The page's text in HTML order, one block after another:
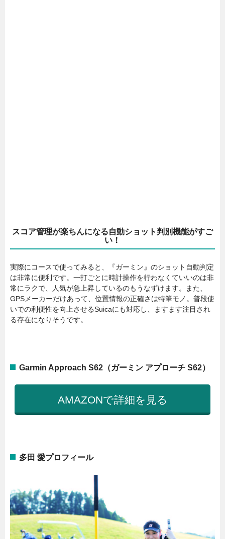
スコア管理が楽ちんになる自動ショット判別機能がすご
い！
実際にコースで使ってみると、『ガーミン』のショット自動判定
は非常に便利です。一打ごとに時計操作を行わなくていいのは非
常にラクで、人気が急上昇しているのもうなずけます。また、
GPSメーカーだけあって、位置情報の正確さは特筆モノ。普段使
いでの利便性を向上させるSuicaにも対応し、ますます注目され
る存在になりそうです。
Garmin Approach S62（ガーミン アプローチ S62）
AMAZONで詳細を見る
多田 愛プロフィール